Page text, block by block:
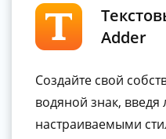
Adder
Создайте свой
водяной знак,
настраиваемыми